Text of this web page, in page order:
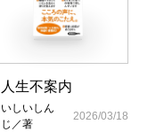
人生不案内
いしいしん
じ／著
2026/03/18